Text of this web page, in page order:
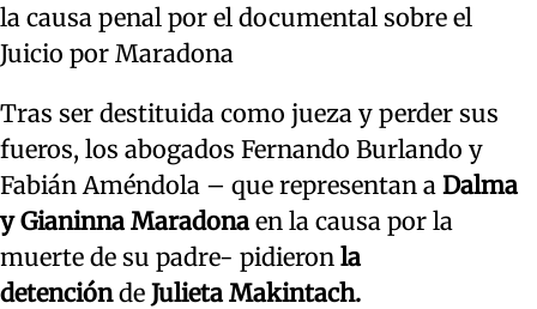
la causa penal por el documental sobre el
Juicio por Maradona
Tras ser destituida como jueza y perder sus
fueros, los abogados Fernando Burlando y
Fabián Améndola – que representan a Dalma
y Gianinna Maradona en la causa por la
muerte de su padre- pidieron la
detenciónde Julieta Makintach.